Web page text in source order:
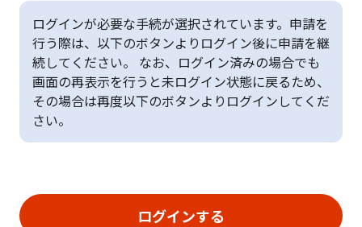
ログインが必要な手続が選択されています。申請を
行う際は、以下のボタンよりログイン後に申請を継
続してください。 なお、ログイン済みの場合でも
画面の再表示を行うと未ログイン状態に戻るため、
その場合は再度以下のボタンよりログインしてくだ
さい。